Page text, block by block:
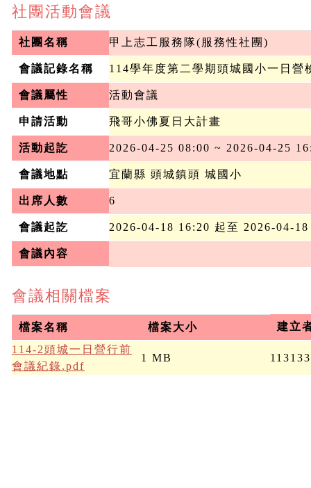
社團活動會議
社團名稱 甲上志工服務隊(服務性社團)
會議記錄名稱 114學年度第二學期頭城國小一日營
會議屬性 活動會議
申請活動 飛哥小佛夏日大計畫
活動起訖 2026-04-25 08:00 ~ 2026-04-25
會議地點 宜蘭縣 頭城鎮頭 城國小
出席人數 6
會議起訖 2026-04-18 16:20 起至 2026-04-
會議內容
會議相關檔案
檔案名稱 檔案大小
建立
114-2頭城一日營行前
會議紀錄.pdf
1 MB